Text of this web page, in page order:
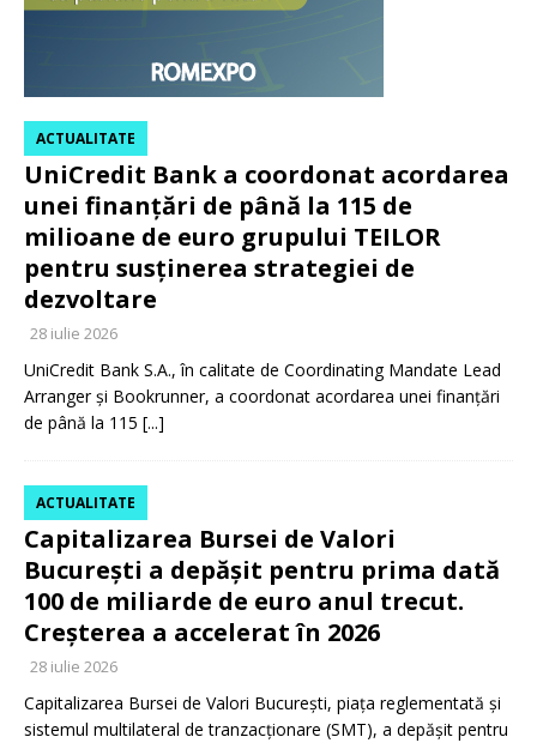
UniCredit Bank a coordonat acordarea
unei finanțări de până la 115 de
milioane de euro grupului TEILOR
pentru susținerea strategiei de
dezvoltare
ACTUALITATE
28 iulie 2026
UniCredit Bank S.A., în calitate de Coordinating Mandate Lead
Arranger și Bookrunner, a coordonat acordarea unei finanțări
de până la 115 [...]
Capitalizarea Bursei de Valori
București a depășit pentru prima dată
100 de miliarde de euro anul trecut.
Creșterea a accelerat în 2026
ACTUALITATE
28 iulie 2026
Capitalizarea Bursei de Valori București, piața reglementată și
sistemul multilateral de tranzacționare (SMT), a depășit pentru